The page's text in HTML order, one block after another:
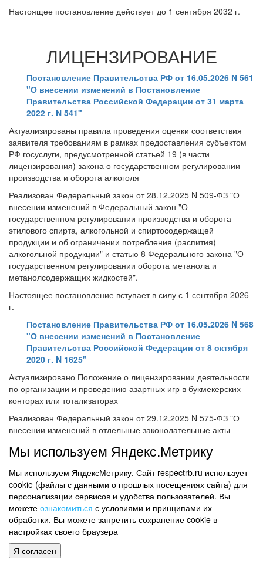
Настоящее постановление действует до 1 сентября 2032 г.
ЛИЦЕНЗИРОВАНИЕ
Постановление Правительства РФ от 16.05.2026 N 561
"О внесении изменений в Постановление
Правительства Российской Федерации от 31 марта
2022 г. N 541"
Актуализированы правила проведения оценки соответствия
заявителя требованиям в рамках предоставления субъектом
РФ госуслуги, предусмотренной статьей 19 (в части
лицензирования) закона о государственном регулировании
производства и оборота алкоголя
Реализован Федеральный закон от 28.12.2025 N 509-ФЗ "О
внесении изменений в Федеральный закон "О
государственном регулировании производства и оборота
этилового спирта, алкогольной и спиртосодержащей
продукции и об ограничении потребления (распития)
алкогольной продукции" и статью 8 Федерального закона "О
государственном регулировании оборота метанола и
метанолсодержащих жидкостей".
Настоящее постановление вступает в силу с 1 сентября 2026
г.
Постановление Правительства РФ от 16.05.2026 N 568
"О внесении изменений в Постановление
Правительства Российской Федерации от 8 октября
2020 г. N 1625"
Актуализировано Положение о лицензировании деятельности
по организации и проведению азартных игр в букмекерских
конторах или тотализаторах
Реализован Федеральный закон от 29.12.2025 N 575-ФЗ "О
внесении изменений в отдельные законодательные акты
Расширен перечень лицензионных требований,
предъявляемых к соискателю лицензии при намерении
осуществлять лицензируемый вид деятельности, а также к
лицензиату при осуществлении лицензируемого вида
деятельности.
Настоящее постановление вступает в силу с 1 сентября 2026
г.
Мы используем Яндекс.Метрику
Мы используем ЯндексМетрику. Сайт respectrb.ru использует
cookie (файлы с данными о прошлых посещениях сайта) для
персонализации сервисов и удобства пользователей. Вы
можете ознакомиться с условиями и принципами их
обработки. Вы можете запретить сохранение cookie в
настройках своего браузера
Я согласен